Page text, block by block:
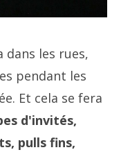
dans les rues,
pendant les
Et cela se fera
d'invités,
pulls fins,